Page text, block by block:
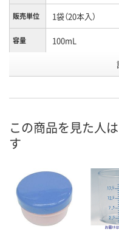
販売単位 1袋（20本入）
容量 100mL
カゴへ
この商品を見た人
す